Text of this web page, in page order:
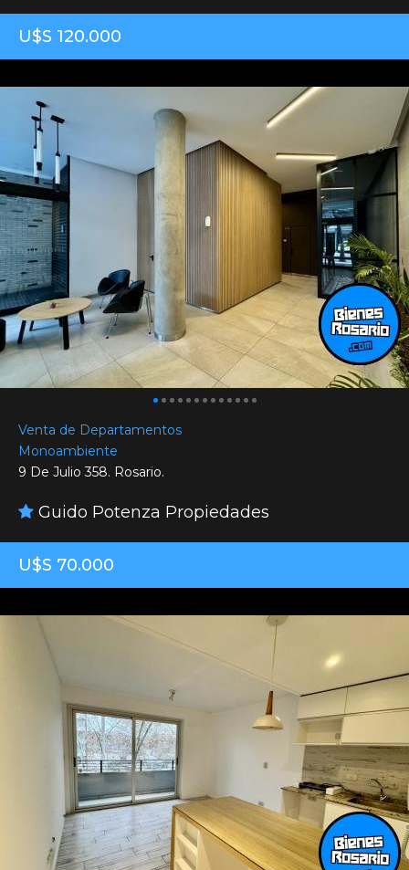
U$S 120.000
Venta de Departamentos
Monoambiente
9 De Julio 358. Rosario.
Guido Potenza Propiedades
U$S 70.000